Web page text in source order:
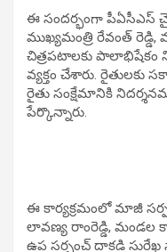
ఈ సందర్భంగా పీఏసీఎస్
ముఖ్యమంత్రి రేవంత్ రెడ్డి,
చిత్రపటాలకు పాలాభిషేకం
వ్యక్తం చేశారు. రైతులకు
రైతు సంక్షేమానికి
పేర్కొన్నారు.
ఈ కార్యక్రమంలో మాజీ
లావణ్య రాంరెడ్డి, మండల
ఉప సర్పంచ్ దాకడి సురేఖ